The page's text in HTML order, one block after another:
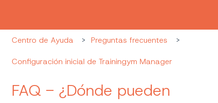
Centro de Ayuda Preguntas frecuentes
Configuración inicial de Trainingym Manager
FAQ - ¿Dónde pueden